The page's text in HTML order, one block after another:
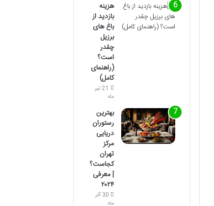
هزینه
بازدید از
باغ های
برزیل
چقدر
است؟
(راهنمای
کامل)
21 تیر
ماه
بهترین
رستوران
دریایی
مرکز
تهران
کجاست؟
| معرفی
۲۰۲۴
30 آذر
ماه